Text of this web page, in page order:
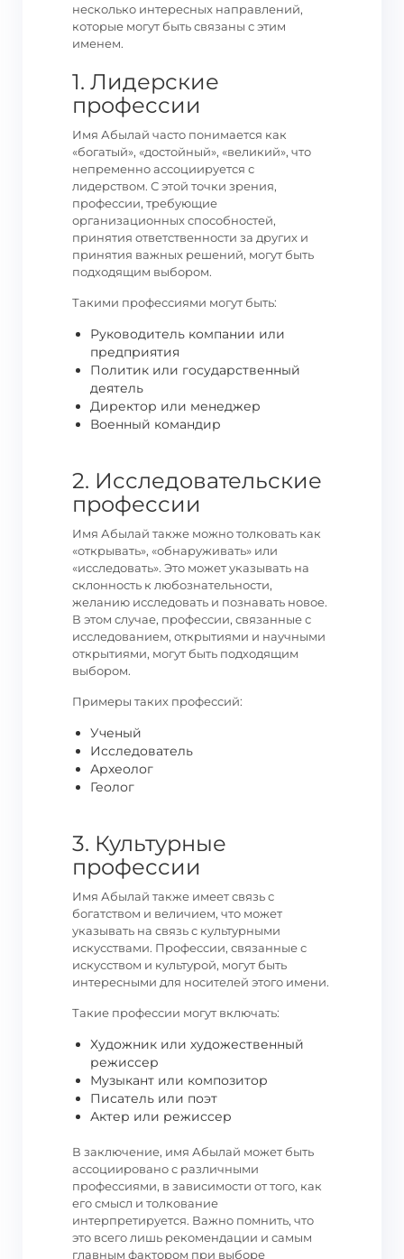
несколько интересных направлений,
которые могут быть связаны с этим
именем.
1. Лидерские
профессии
Имя Абылай часто понимается как
«богатый», «достойный», «великий», что
непременно ассоциируется с
лидерством. С этой точки зрения,
профессии, требующие
организационных способностей,
принятия ответственности за других и
принятия важных решений, могут быть
подходящим выбором.
Такими профессиями могут быть:
Руководитель компании или
предприятия
Политик или государственный
деятель
Директор или менеджер
Военный командир
2. Исследовательские
профессии
Имя Абылай также можно толковать как
«открывать», «обнаруживать» или
«исследовать». Это может указывать на
склонность к любознательности,
желанию исследовать и познавать новое.
В этом случае, профессии, связанные с
исследованием, открытиями и научными
открытиями, могут быть подходящим
выбором.
Примеры таких профессий:
Ученый
Исследователь
Археолог
Геолог
3. Культурные
профессии
Имя Абылай также имеет связь с
богатством и величием, что может
указывать на связь с культурными
искусствами. Профессии, связанные с
искусством и культурой, могут быть
интересными для носителей этого имени.
Такие профессии могут включать:
Художник или художественный
режиссер
Музыкант или композитор
Писатель или поэт
Актер или режиссер
В заключение, имя Абылай может быть
ассоциировано с различными
профессиями, в зависимости от того, как
его смысл и толкование
интерпретируется. Важно помнить, что
это всего лишь рекомендации и самым
главным фактором при выборе